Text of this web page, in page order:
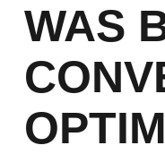
WAS